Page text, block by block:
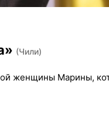
(Чили)
женщины Марины,